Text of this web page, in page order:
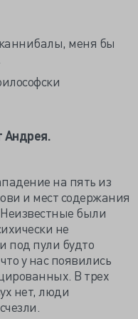
меня бы
Андрея.
на пять из
и мест содержания
были
не
под пули будто
у нас появились
В трех
нет, люди